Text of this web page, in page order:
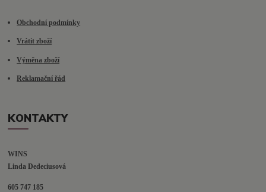
Obchodní podmínky
Vrátit zboží
Výměna zboží
Reklamační řád
KONTAKTY
WINS
Linda Dedeciusová
605 747 185